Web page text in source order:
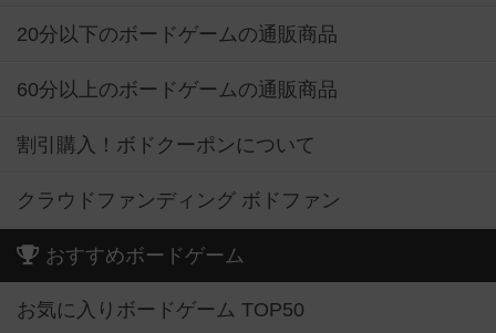
20分以下のボードゲームの通販商品
60分以上のボードゲームの通販商品
割引購入！ボドクーポンについて
クラウドファンディング ボドファン
おすすめボードゲーム
お気に入りボードゲーム TOP50